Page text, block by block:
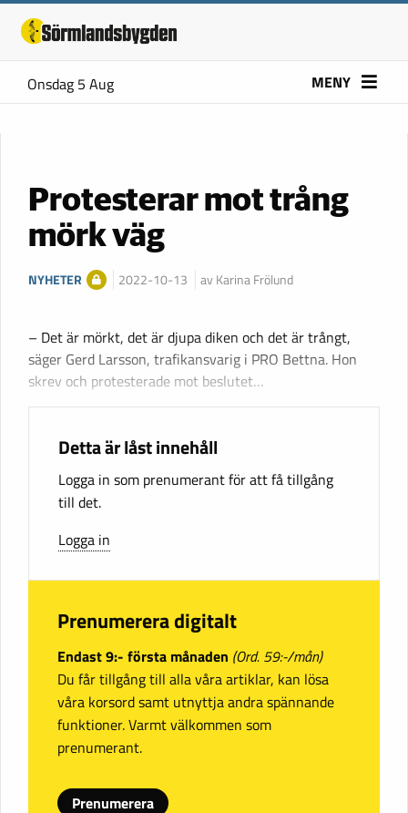
Onsdag 5 Aug MENY
Protesterar mot trång
mörk väg
NYHETER 2022-10-13 av Karina Frölund
– Det är mörkt, det är djupa diken och det är trångt,
säger Gerd Larsson, trafikansvarig i PRO Bettna. Hon
skrev och protesterade mot beslutet…
Detta är låst innehåll
Logga in som prenumerant för att få tillgång
till det.
Logga in
Prenumerera digitalt
Endast 9:- första månaden (Ord. 59:-/mån)
Du får tillgång till alla våra artiklar, kan lösa
våra korsord samt utnyttja andra spännande
funktioner. Varmt välkommen som
prenumerant.
Prenumerera